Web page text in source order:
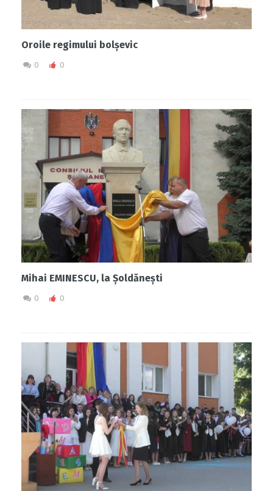
Oroile regimului bolșevic
0 0
Mihai EMINESCU, la Șoldănești
0 0